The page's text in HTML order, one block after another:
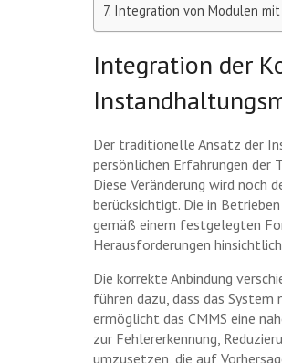
Integration von Modulen mit
Integration der
Der traditionelle Ansatz der
persönlichen Erfahrungen der
Diese Veränderung wird noch
berücksichtigt. Die in
gemäß einem festgelegten
Herausforderungen
Die korrekte Anbindung
führen dazu, dass das System
ermöglicht das CMMS eine
zur Fehlererkennung,
umzusetzen, die auf